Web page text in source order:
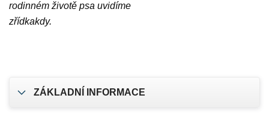
rodinném životě psa uvidíme
zřídkakdy.
ZÁKLADNÍ INFORMACE